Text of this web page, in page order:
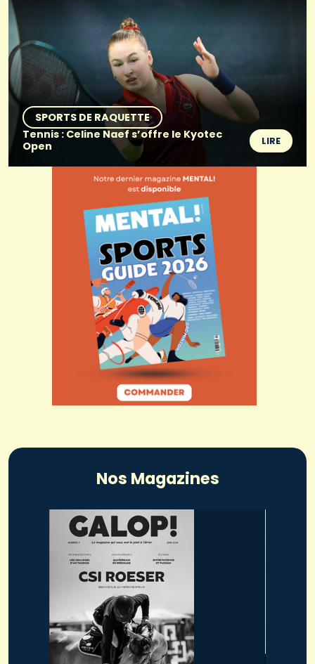
SPORTS DE RAQUETTE
Tennis : Celine Naef s’offre le Kyotec
Open
LIRE
Nos Magazines